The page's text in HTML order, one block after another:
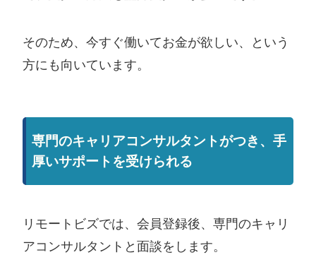
そのため、今すぐ働いてお金が欲しい、という
方にも向いています。
専門のキャリアコンサルタントがつき、手
厚いサポートを受けられる
リモートビズでは、会員登録後、専門のキャリ
アコンサルタントと面談をします。